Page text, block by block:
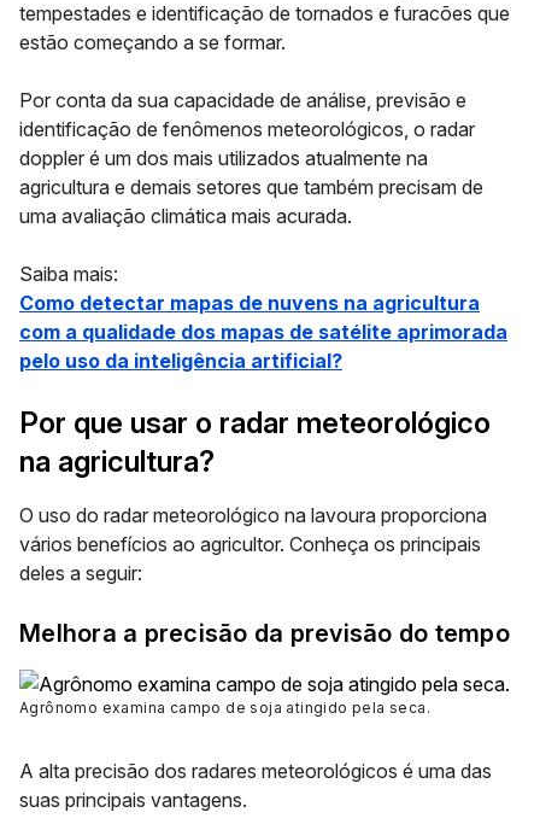
tempestades e identificação de tornados e furacões que
estão começando a se formar.
Por conta da sua capacidade de análise, previsão e
identificação de fenômenos meteorológicos, o radar
doppler é um dos mais utilizados atualmente na
agricultura e demais setores que também precisam de
uma avaliação climática mais acurada.
Saiba mais:
Como detectar mapas de nuvens na agricultura
com a qualidade dos mapas de satélite aprimorada
pelo uso da inteligência artificial?
Por que usar o radar meteorológico
na agricultura?
O uso do radar meteorológico na lavoura proporciona
vários benefícios ao agricultor. Conheça os principais
deles a seguir:
Melhora a precisão da previsão do tempo
Agrônomo examina campo de soja atingido pela seca .
A alta precisão dos radares meteorológicos é uma das
suas principais vantagens.